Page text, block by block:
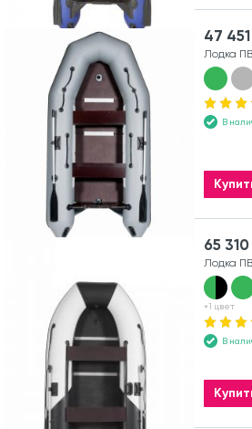
47
Лодка
В
65
Лодка
+1 цвет
В